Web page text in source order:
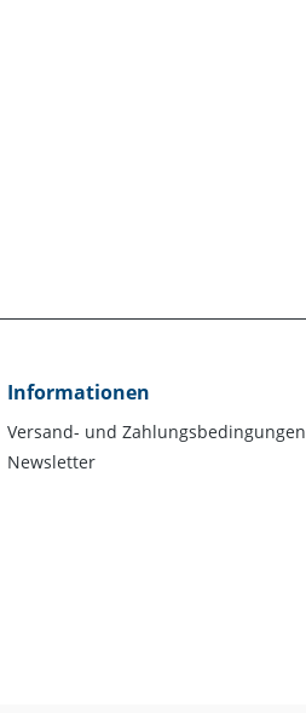
Informationen
Versand- und Zahlungsbedingungen
Newsletter